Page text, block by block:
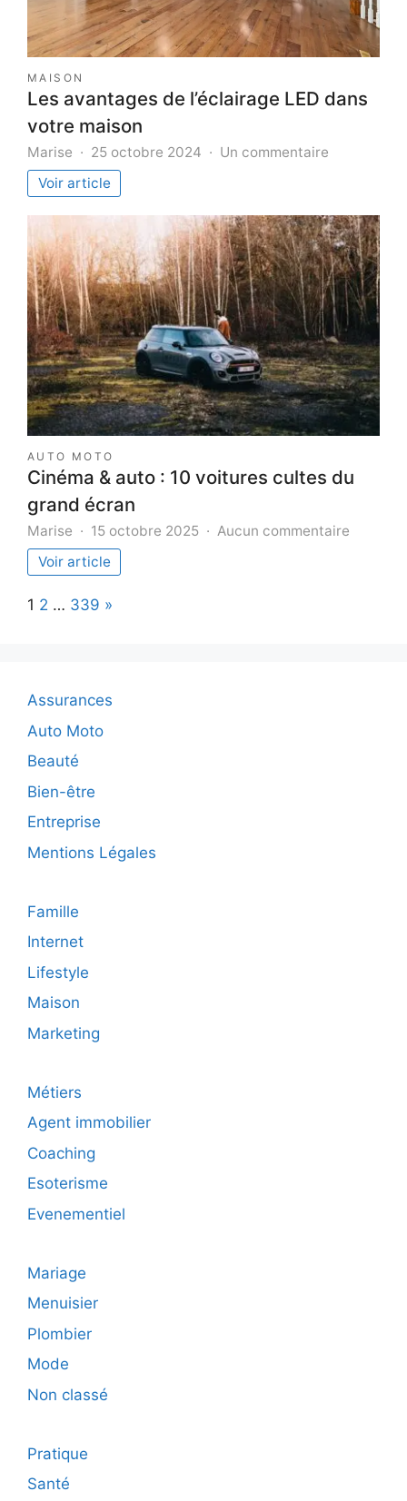
MAISON
Les avantages de l’éclairage LED dans
votre maison
Marise 25 octobre 2024 Un commentaire
de
l’éclairage
LED
dans
votre
maison
Voir article
AUTO MOTO
Cinéma & auto : 10 voitures cultes du
grand écran
Marise 15 octobre 2025 Aucun commentaire
Voir article
Page:
1 2 … 339 Next
»
Assurances
Auto Moto
Beauté
Bien-être
Entreprise
Mentions Légales
Famille
Internet
Lifestyle
Maison
Marketing
Métiers
Agent immobilier
Coaching
Esoterisme
Evenementiel
Mariage
Menuisier
Plombier
Mode
Non classé
Pratique
Santé